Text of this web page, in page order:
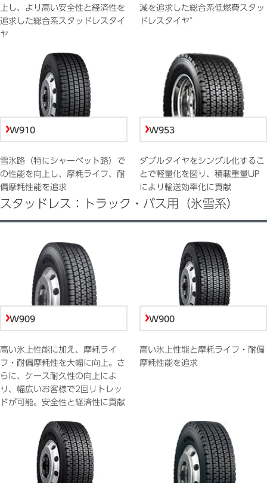
上し、より高い安全性と経済性を
追求した総合系スタッドレスタイ
ヤ
減を追求した総合系低燃費スタッ
ドレスタイヤ*
W910
雪氷路（特にシャーベット路）で
の性能を向上し、摩耗ライフ、耐
偏摩耗性能を追求
W953
ダブルタイヤをシングル化するこ
とで軽量化を図り、積載重量UP
により輸送効率化に貢献
スタッドレス：トラック・バス用（氷雪系）
W909
高い氷上性能に加え、摩耗ライ
フ・耐偏摩耗性を大幅に向上。さ
らに、ケース耐久性の向上によ
り、幅広いお客様で2回リトレッ
ドが可能。安全性と経済性に貢献
W900
高い氷上性能と摩耗ライフ・耐偏
摩耗性能を追求